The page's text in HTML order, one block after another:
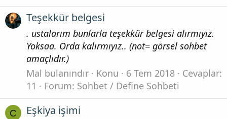
Teşekkür belgesi
. ustalarım bunlarla teşekkür belgesi alırmıyız.
Yoksaa. Orda kalırmıyız.. (not= görsel sohbet
amaçlıdır.)
Mal bulanındır
Konu 6 Tem 2018
Cevaplar:
11
Forum: Sohbet / Define Sohbeti
C Eşkiya işimi